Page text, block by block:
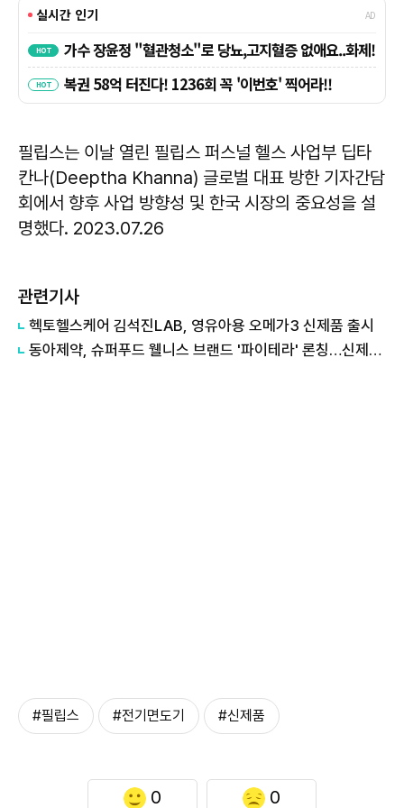
필립스는 이날 열린 필립스 퍼스널 헬스 사업부 딥타
칸나(Deeptha Khanna) 글로벌 대표 방한 기자간담
회에서 향후 사업 방향성 및 한국 시장의 중요성을 설
명했다. 2023.07.26
관련기사
헥토헬스케어 김석진LAB, 영유아용 오메가3 신제품 출시
동아제약, 슈퍼푸드 웰니스 브랜드 '파이테라' 론칭…신제품 4종 출시
#필립스 #전기면도기 #신제품
0 0